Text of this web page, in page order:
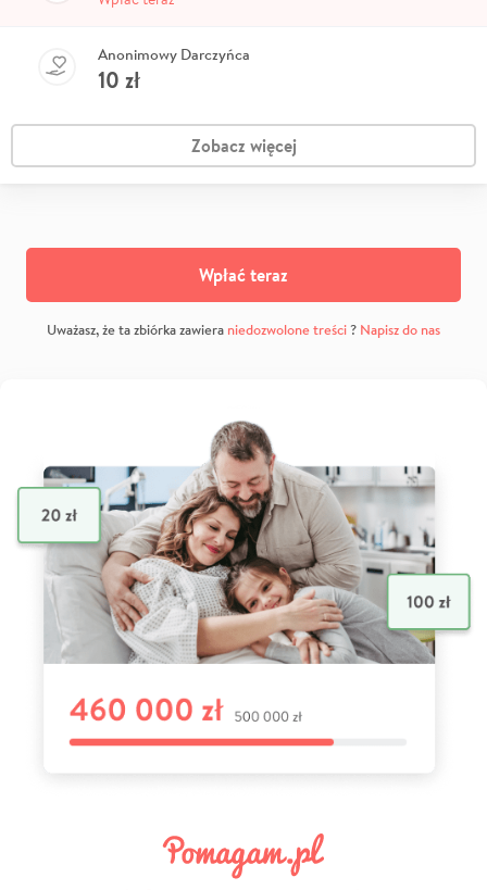
Anonimowy Darczyńca
10 zł
Zobacz więcej
Wpłać teraz
Uważasz, że ta zbiórka zawiera niedozwolone treści? Napisz do nas